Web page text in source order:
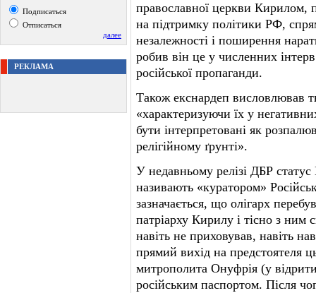
Подписаться
Отписаться
далее
РЕКЛАМА
православної церкви Кирилом,
на підтримку політики РФ,
незалежності і поширення
робив він це у численних
російської пропаганди.
Також екснардеп
«характеризуючи їх у
бути інтерпретовані як
релігійному ґрунті».
У недавньому релізі ДБР
називають «куратором»
зазначається, що олігарх
патріарху Кирилу і тісно з ним
навіть не приховував, навіть
прямий вихід на предстоятеля
митрополита Онуфрія (у
російським паспортом. Після